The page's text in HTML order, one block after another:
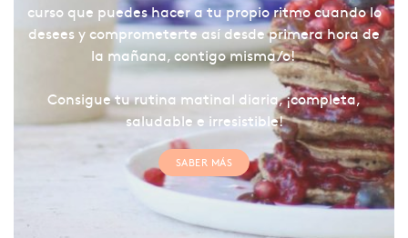
curso que puedes hacer a tu propio ritmo cuando lo
desees y comprometerte así desde primera hora de
la mañana, contigo misma/o!
Consigue tu rutina matinal diaria, ¡completa,
saludable e irresistible!
SABER MÁS